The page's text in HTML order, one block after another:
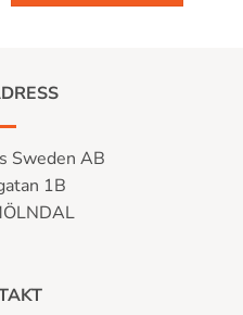
Sweden AB
1B